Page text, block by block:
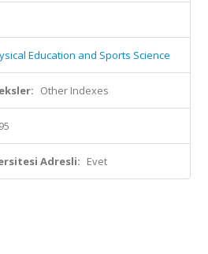
Education and Sports Science
Other Indexes
Adresli: Evet